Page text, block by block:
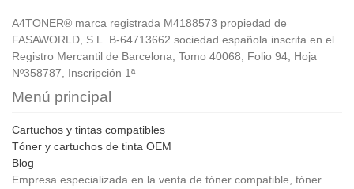
A4TONER® marca registrada M4188573 propiedad de
FASAWORLD, S.L. B-64713662 sociedad española inscrita en el
Registro Mercantil de Barcelona, Tomo 40068, Folio 94, Hoja
Nº358787, Inscripción 1ª
Menú principal
Cartuchos y tintas compatibles
Tóner y cartuchos de tinta OEM
Blog
Empresa especializada en la venta de tóner compatible, tóner